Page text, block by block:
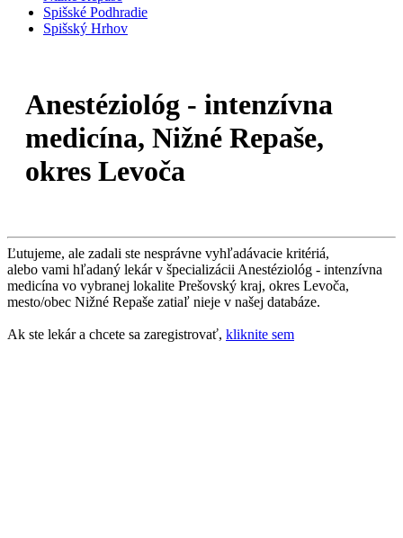
Spišské Podhradie
Spišský Hrhov
Anestéziológ - intenzívna
medicína, Nižné Repaše,
okres Levoča
Ľutujeme, ale zadali ste nesprávne vyhľadávacie kritériá,
alebo vami hľadaný lekár v špecializácii Anestéziológ - intenzívna
medicína vo vybranej lokalite Prešovský kraj, okres Levoča,
mesto/obec Nižné Repaše zatiaľ nieje v našej databáze.
Ak ste lekár a chcete sa zaregistrovať, kliknite sem